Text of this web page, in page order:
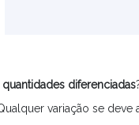
quantidades diferenciadas
variação se deve